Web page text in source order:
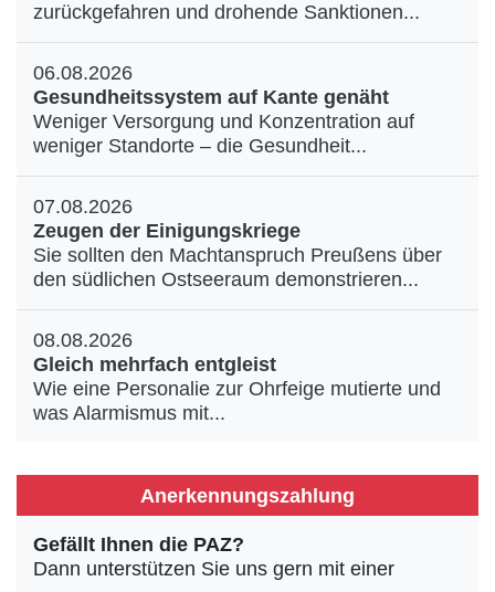
zurückgefahren und drohende Sanktionen...
06.08.2026
Gesundheitssystem auf Kante genäht
Weniger Versorgung und Konzentration auf
weniger Standorte – die Gesundheit...
07.08.2026
Zeugen der Einigungskriege
Sie sollten den Machtanspruch Preußens über
den südlichen Ostseeraum demonstrieren...
08.08.2026
Gleich mehrfach entgleist
Wie eine Personalie zur Ohrfeige mutierte und
was Alarmismus mit...
Anerkennungszahlung
Gefällt Ihnen die PAZ?
Dann unterstützen Sie uns gern mit einer